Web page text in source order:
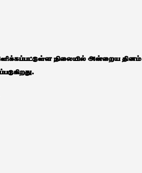
நிலையில் அன்றைய தினம்